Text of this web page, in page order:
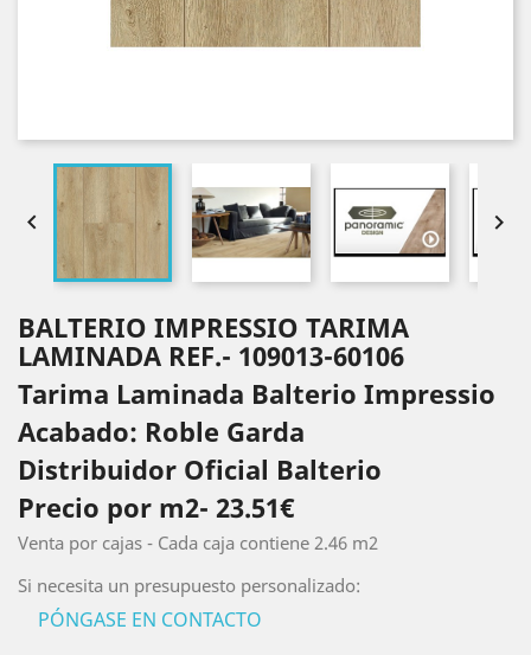
 
BALTERIO IMPRESSIO TARIMA
LAMINADA REF.- 109013-60106
Tarima Laminada Balterio Impressio
Acabado: Roble Garda
Distribuidor Oficial Balterio
Precio por m2- 23.51€
Venta por cajas - Cada caja contiene 2.46 m2
Si necesita un presupuesto personalizado:
PÓNGASE EN CONTACTO